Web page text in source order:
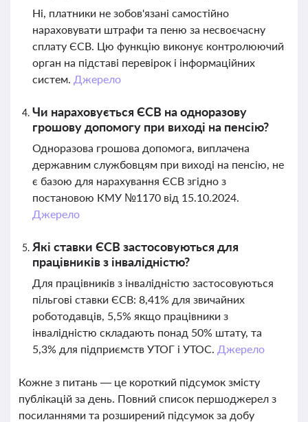
Ні, платники не зобов'язані самостійно
нараховувати штрафи та пеню за несвоєчасну
сплату ЄСВ. Цю функцію виконує контролюючий
орган на підставі перевірок і інформаційних
систем. Джерело
Чи нараховується ЄСВ на одноразову
грошову допомогу при виході на пенсію?
Одноразова грошова допомога, виплачена
державним службовцям при виході на пенсію, не
є базою для нарахування ЄСВ згідно з
постановою КМУ №1170 від 15.10.2024.
Джерело
Які ставки ЄСВ застосовуються для
працівників з інвалідністю?
Для працівників з інвалідністю застосовуються
пільгові ставки ЄСВ: 8,41% для звичайних
роботодавців, 5,5% якщо працівники з
інвалідністю складають понад 50% штату, та
5,3% для підприємств УТОГ і УТОС. Джерело
Кожне з питань — це короткий підсумок змісту
публікацій за день. Повний список першоджерел з
посиланнями та розширений підсумок за добу